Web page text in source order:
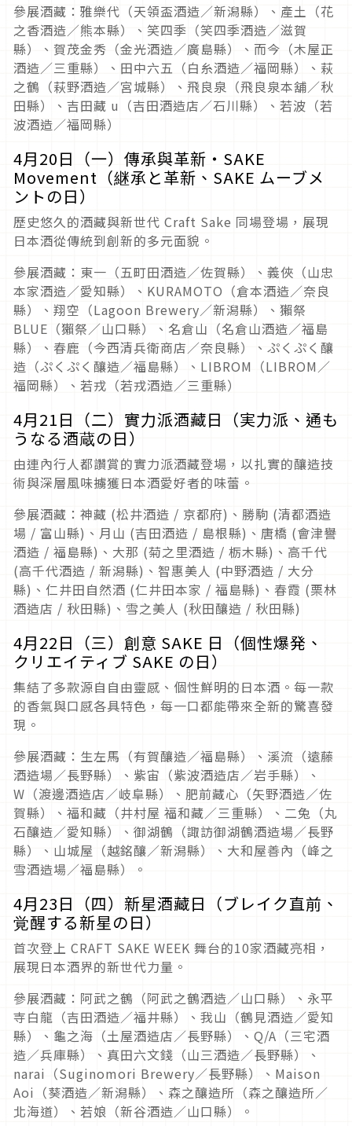
參展酒藏：雅樂代（天領盃酒造／新潟縣）、產土（花
之香酒造／熊本縣）、笑四季（笑四季酒造／滋賀
縣）、賀茂金秀（金光酒造／廣島縣）、而今（木屋正
酒造／三重縣）、田中六五（白糸酒造／福岡縣）、萩
之鶴（萩野酒造／宮城縣）、飛良泉（飛良泉本舖／秋
田縣）、吉田藏 u（吉田酒造店／石川縣）、若波（若
波酒造／福岡縣）
4月20日（一）傳承與革新・SAKE
Movement（継承と革新、SAKE ムーブメ
ントの日）
歷史悠久的酒藏與新世代 Craft Sake 同場登場，展現
日本酒從傳統到創新的多元面貌。
參展酒藏：東一（五町田酒造／佐賀縣）、義俠（山忠
本家酒造／愛知縣）、KURAMOTO（倉本酒造／奈良
縣）、翔空（Lagoon Brewery／新潟縣）、獺祭
BLUE（獺祭／山口縣）、名倉山（名倉山酒造／福島
縣）、春鹿（今西清兵衛商店／奈良縣）、ぷくぷく釀
造（ぷくぷく釀造／福島縣）、LIBROM（LIBROM／
福岡縣）、若戎（若戎酒造／三重縣）
4月21日（二）實力派酒藏日（実力派、通も
うなる酒蔵の日）
由連內行人都讚賞的實力派酒藏登場，以扎實的釀造技
術與深層風味擄獲日本酒愛好者的味蕾。
參展酒藏：神藏 (松井酒造 / 京都府)、勝駒 (清都酒造
場 / 富山縣)、月山 (吉田酒造 / 島根縣)、唐橋 (會津譽
酒造 / 福島縣)、大那 (菊之里酒造 / 栃木縣)、高千代
(高千代酒造 / 新潟縣)、智惠美人 (中野酒造 / 大分
縣)、仁井田自然酒 (仁井田本家 / 福島縣)、春霞 (栗林
酒造店 / 秋田縣)、雪之美人 (秋田釀造 / 秋田縣)
4月22日（三）創意 SAKE 日（個性爆発、
クリエイティブ SAKE の日）
集結了多款源自自由靈感、個性鮮明的日本酒。每一款
的香氣與口感各具特色，每一口都能帶來全新的驚喜發
現。
參展酒藏：生左馬（有賀釀造／福島縣）、溪流（遠藤
酒造場／長野縣）、紫宙（紫波酒造店／岩手縣）、
W（渡邊酒造店／岐阜縣）、肥前藏心（矢野酒造／佐
賀縣）、福和藏（井村屋 福和藏／三重縣）、二兔（丸
石釀造／愛知縣）、御湖鶴（諏訪御湖鶴酒造場／長野
縣）、山城屋（越銘釀／新潟縣）、大和屋善內（峰之
雪酒造場／福島縣）。
4月23日（四）新星酒藏日（ブレイク直前、
覚醒する新星の日）
首次登上 CRAFT SAKE WEEK 舞台的10家酒藏亮相，
展現日本酒界的新世代力量。
參展酒藏：阿武之鶴（阿武之鶴酒造／山口縣）、永平
寺白龍（吉田酒造／福井縣）、我山（鶴見酒造／愛知
縣）、龜之海（土屋酒造店／長野縣）、Q/A（三宅酒
造／兵庫縣）、真田六文錢（山三酒造／長野縣）、
narai（Suginomori Brewery／長野縣）、Maison
Aoi（葵酒造／新潟縣）、森之釀造所（森之釀造所／
北海道）、若娘（新谷酒造／山口縣）。